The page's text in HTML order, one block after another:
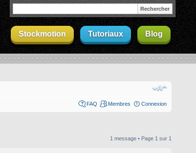
Stockmotion Tutoriaux Blog
FAQ Membres Connexion
1 message • Page 1 sur 1